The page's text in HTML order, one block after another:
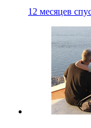
12 месяцев